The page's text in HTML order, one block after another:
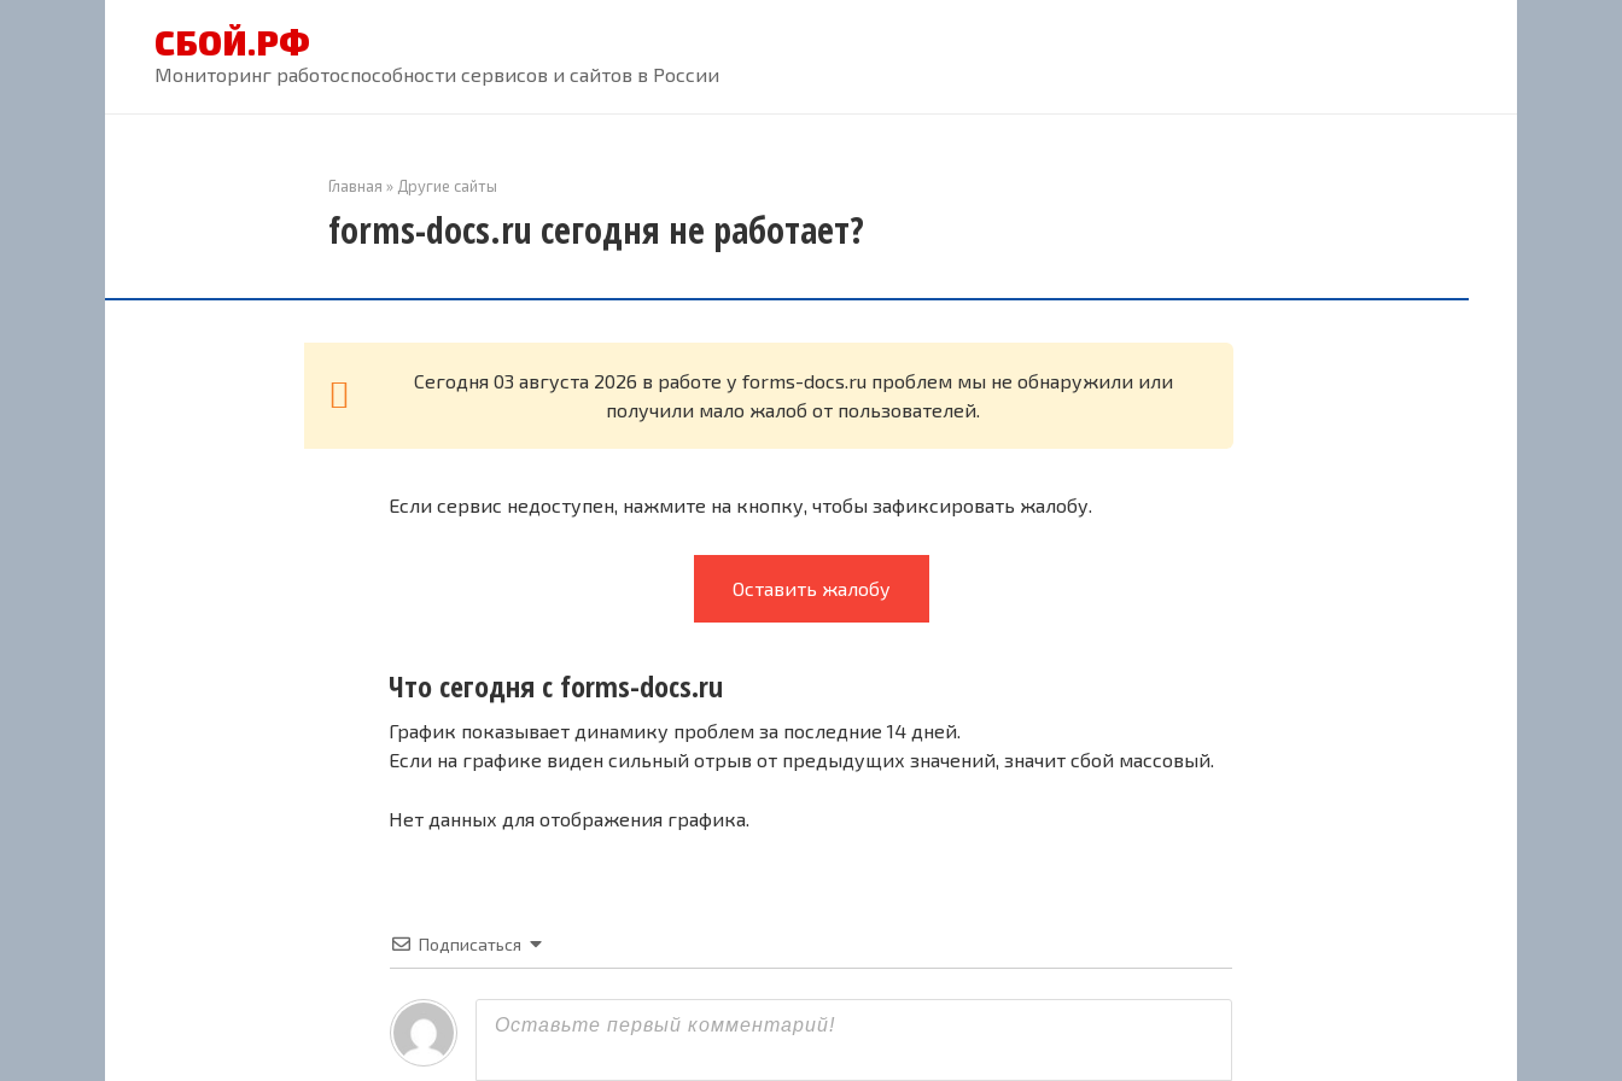
СБОЙ.РФ
Мониторинг работоспособности сервисов и сайтов в России
Главная » Другие сайты
forms-docs.ru сегодня не работает?
Cегодня 03 августа 2026 в работе у forms-docs.ru проблем мы не обнаружили или
получили мало жалоб от пользователей.
Если сервис недоступен, нажмите на кнопку, чтобы зафиксировать жалобу.
Оставить жалобу
Что сегодня с forms-docs.ru
График показывает динамику проблем за последние 14 дней.
Если на графике виден сильный отрыв от предыдущих значений, значит сбой массовый.
Нет данных для отображения графика.
Подписаться